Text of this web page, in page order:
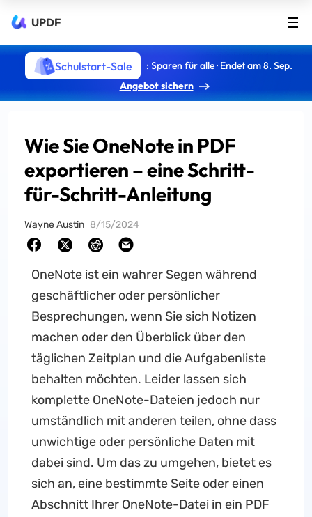
UPDF
Schulstart-Sale
: Sparen für alle · Endet am 8. Sep.
Angebot sichern
Wie Sie OneNote in PDF
exportieren – eine Schritt-
für-Schritt-Anleitung
Wayne Austin 8/15/2024
OneNote ist ein wahrer Segen während
geschäftlicher oder persönlicher
Besprechungen, wenn Sie sich Notizen
machen oder den Überblick über den
täglichen Zeitplan und die Aufgabenliste
behalten möchten. Leider lassen sich
komplette OneNote-Dateien jedoch nur
umständlich mit anderen teilen, ohne dass
unwichtige oder persönliche Daten mit
dabei sind. Um das zu umgehen, bietet es
sich an, eine bestimmte Seite oder einen
Abschnitt Ihrer OneNote-Datei in ein PDF